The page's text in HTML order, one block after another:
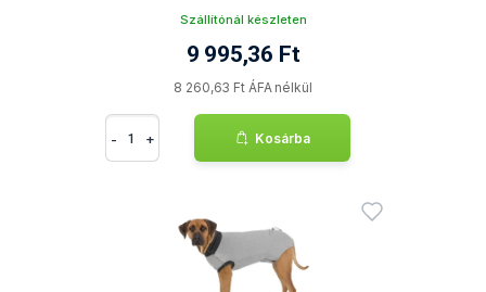
Szállítónál készleten
9 995,36 Ft
8 260,63 Ft ÁFA nélkül
- + Kosárba